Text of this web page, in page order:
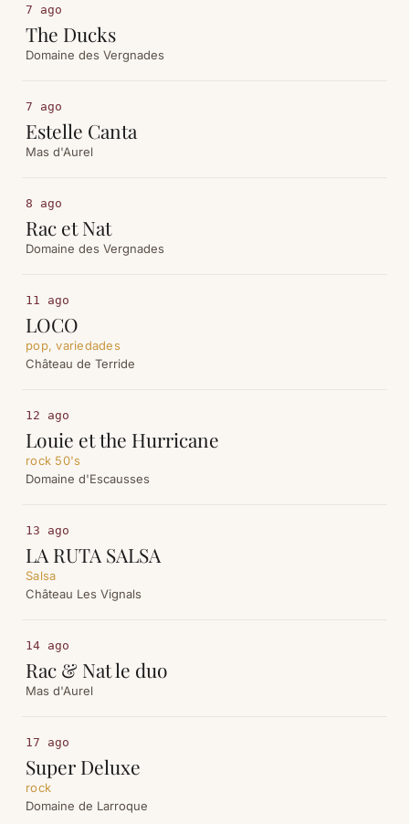
7 ago
The Ducks
Domaine des Vergnades
7 ago
Estelle Canta
Mas d'Aurel
8 ago
Rac et Nat
Domaine des Vergnades
11 ago
LOCO
pop, variedades
Château de Terride
12 ago
Louie et the Hurricane
rock 50's
Domaine d'Escausses
13 ago
LA RUTA SALSA
Salsa
Château Les Vignals
14 ago
Rac & Nat le duo
Mas d'Aurel
17 ago
Super Deluxe
rock
Domaine de Larroque